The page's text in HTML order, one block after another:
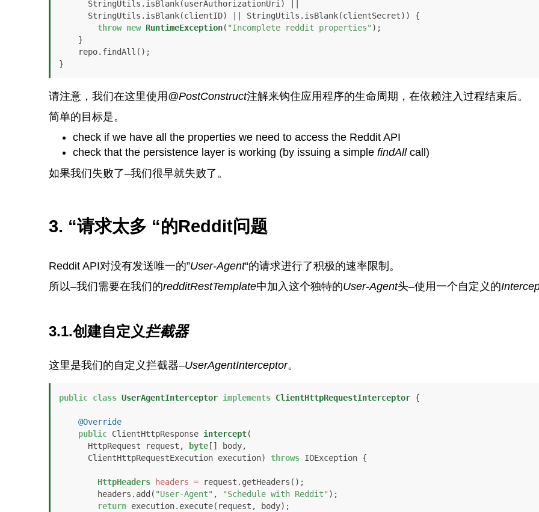
throw new RuntimeException( "Incomplete reddit properties" );
}
请注意，我们在这里使用 @PostConstruct注解来钩住应用程序的生命周期，在依赖注入过程结束后。
简单的目标是。
check if we have all the properties we need to access the Reddit API
check that the persistence layer is working (by issuing a simple findAllcall)
如果我们失败了–我们很早就失败了。
3. “请求太多 “的Reddit问题
Reddit API对没有发送唯一的”User-Agent“的请求进行了积极的速率限制。
所以–我们需要在我们的redditRestTemplate中加入这个独特的User-Agent头–使用一个自定义的
3.1.创建自定义拦截器
这里是我们的自定义拦截器–UserAgentInterceptor。
public class UserAgentInterceptor implements ClientHttpRequestInterceptor {
@Override
public ClientHttpResponse intercept(
      HttpRequest request,
byte[] body,
      ClientHttpRequestExecution execution)
throws IOException {
HttpHeaders headers = request.getHeaders();
        headers.add(
"User-Agent" , "Schedule with Reddit" );
return execution.execute(request, body);